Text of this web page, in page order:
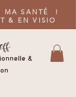
MA SANTÉ !
& EN VISIO
&